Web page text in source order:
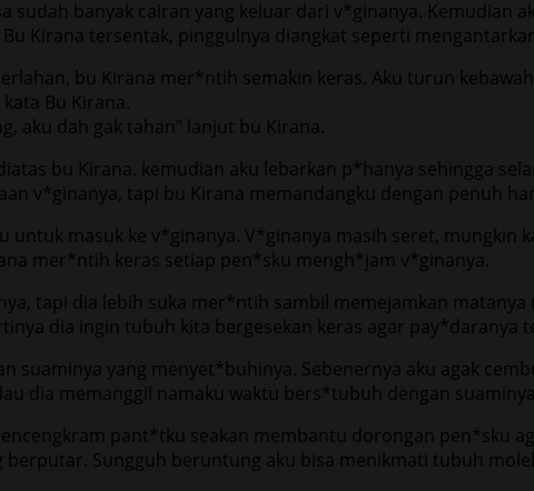
sudah banyak cairan yang keluar dari v*ginanya.
Kirana tersentak, pinggulnya diangkat seperti
bu Kirana mer*ntih semakin keras. Aku turun
kata Bu Kirana.
aku dah gak tahan” lanjut bu Kirana.
bu Kirana. kemudian aku lebarkan p*hanya sehingga
v*ginanya, tapi bu Kirana memandangku dengan penuh
untuk masuk ke v*ginanya. V*ginanya masih seret,
mer*ntih keras setiap pen*sku mengh*jam v*ginanya.
tapi dia lebih suka mer*ntih sambil memejamkan
dia ingin tubuh kita bergesekan keras agar pay*daranya
suaminya yang menyet*buhinya. Sebenernya aku agak
dia memanggil namaku waktu bers*tubuh dengan
pant*tku seakan membantu dorongan pen*sku
berputar. Sungguh beruntung aku bisa menikmati tubuh